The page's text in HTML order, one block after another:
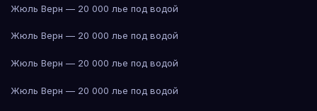
Жюль Верн — 20 000 лье под водой
Жюль Верн — 20 000 лье под водой
Жюль Верн — 20 000 лье под водой
Жюль Верн — 20 000 лье под водой